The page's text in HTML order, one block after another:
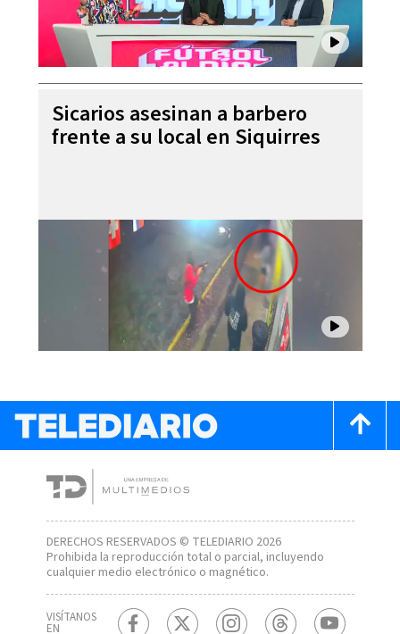
Sicarios asesinan a barbero
frente a su local en Siquirres
DERECHOS RESERVADOS © TELEDIARIO 2026
Prohibida la reproducción total o parcial, incluyendo
cualquier medio electrónico o magnético.
VISÍTANOS
EN